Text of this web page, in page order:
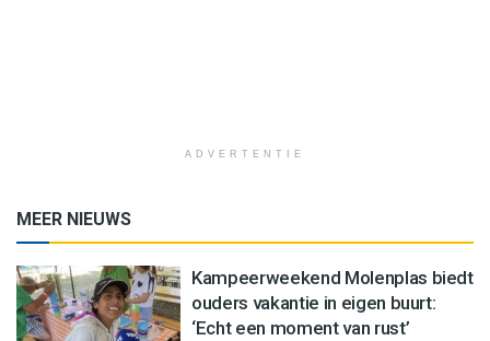
ADVERTENTIE
MEER NIEUWS
Kampeerweekend Molenplas biedt
ouders vakantie in eigen buurt:
‘Echt een moment van rust’